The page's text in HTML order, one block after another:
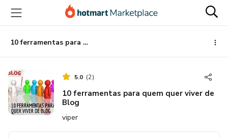
para
conteúdo
principal
para
pagamento
para
rodapé
10 ferramentas para quem quer viver de Blog
5.0 (2)
10 ferramentas para quem quer viver de
Blog
viper